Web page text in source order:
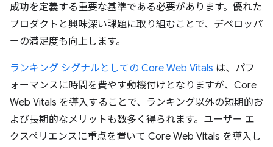
成功を定義する重要な基準である必要があります。優れた
プロダクトと興味深い課題に取り組むことで、デベロッパ
ーの満足度も向上します。
ランキング シグナルとしての Core Web Vitals は、パフ
ォーマンスに時間を費やす動機付けとなりますが、Core
Web Vitals を導入することで、ランキング以外の短期的お
よび長期的なメリットも数多く得られます。ユーザー エ
クスペリエンスに重点を置いて Core Web Vitals を導入し